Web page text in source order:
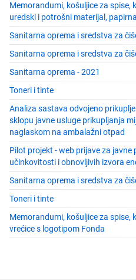
Memorandumi, košuljice za spise,
uredski i potrošni materijal,
Sanitarna oprema i sredstva za
Sanitarna oprema i sredstva za
Sanitarna oprema - 2021
Toneri i tinte
Analiza sastava odvojeno
sklopu javne usluge prikupljanja
naglaskom na ambalažni otpad
Pilot projekt - web prijave za
učinkovitosti i obnovljivih izvora
Sanitarna oprema i sredstva za
Toneri i tinte
Memorandumi, košuljice za spise,
vrećice s logotipom Fonda